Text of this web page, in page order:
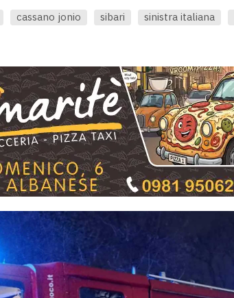
cassano jonio sibari sinistra italiana